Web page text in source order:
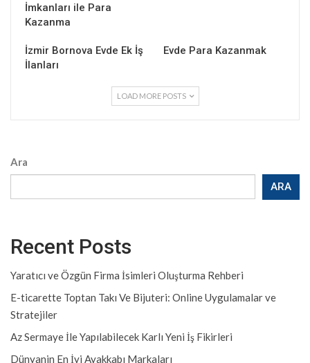
İmkanları ile Para
Kazanma
İzmir Bornova Evde Ek İş
İlanları
Evde Para Kazanmak
LOAD MORE POSTS
Ara
ARA
Recent Posts
Yaratıcı ve Özgün Firma İsimleri Oluşturma Rehberi
E-ticarette Toptan Takı Ve Bijuteri: Online Uygulamalar ve
Stratejiler
Az Sermaye İle Yapılabilecek Karlı Yeni İş Fikirleri
Dünyanin En İyi Ayakkabı Markaları